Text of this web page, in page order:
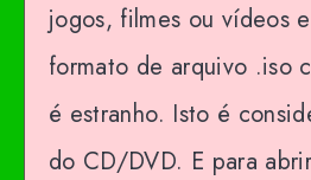
jogos, filmes ou vídeos
formato de arquivo .iso
é estranho. Isto é
do CD/DVD. E para